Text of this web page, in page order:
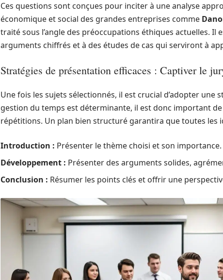
Ces questions sont conçues pour inciter à une analyse
économique et social des grandes entreprises comme
traité sous l’angle des préoccupations éthiques actuelles. Il
arguments chiffrés et à des études de cas qui serviront à
Stratégies de présentation efficaces : Captiver le
Une fois les sujets sélectionnés, il est crucial d’adopter une
gestion du temps est déterminante, il est donc important
répétitions. Un plan bien structuré garantira que toutes les
Introduction : Présenter le thème choisi et son importance.
Développement : Présenter des arguments solides,
Conclusion : Résumer les points clés et offrir une